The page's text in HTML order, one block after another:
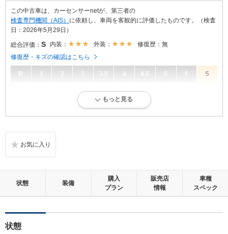
この中古車は、カーセンサーnetが、第三者の
検査専門機関（AIS） に依頼し、車両を客観的に評価したものです。（検査
日：2026年5月29日）
総合評価： S 内装： 外装：
修復歴：無
修復歴・キズの確認はこちら
R 1 2 3 3.5 4 4.5 5 6 S
新車登録後12ヶ月未満、走行距離1万km以下で、内外装にダメージがな
無キズ、もしくは傷みや汚れなどがほぼない、とても綺麗な状態です。
外装：
無キズ、もしくはキズやヘコミなどがほぼない、とても綺麗な状態で
修復歴：無
もっと見る
状態 装備
購入
プラン
販売店
情報
車種
スペック
状態